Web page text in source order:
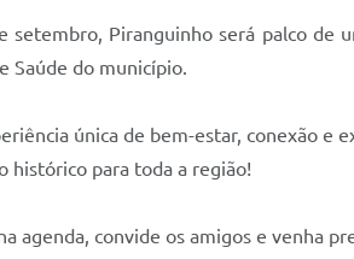
setembro, Piranguinho será palco de
Saúde do município.
única de bem-estar, conexão e
histórico para toda a região!
agenda, convide os amigos e venha